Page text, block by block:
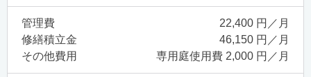
管理費
22,400 円／月
修繕積立金
46,150 円／月
その他費用
専用庭使用費 2,000 円／月